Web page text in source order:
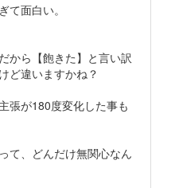
て面白い。
から【飽きた】と言い訳
ど違いますかね？
張が180度変化した事も
て、どんだけ無関心なん